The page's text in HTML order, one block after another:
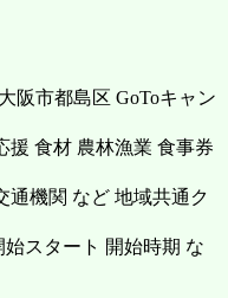
阪市都島区 GoToキャン
援 食材 農林漁業 食事券
通機関 など 地域共通ク
スタート 開始時期 な